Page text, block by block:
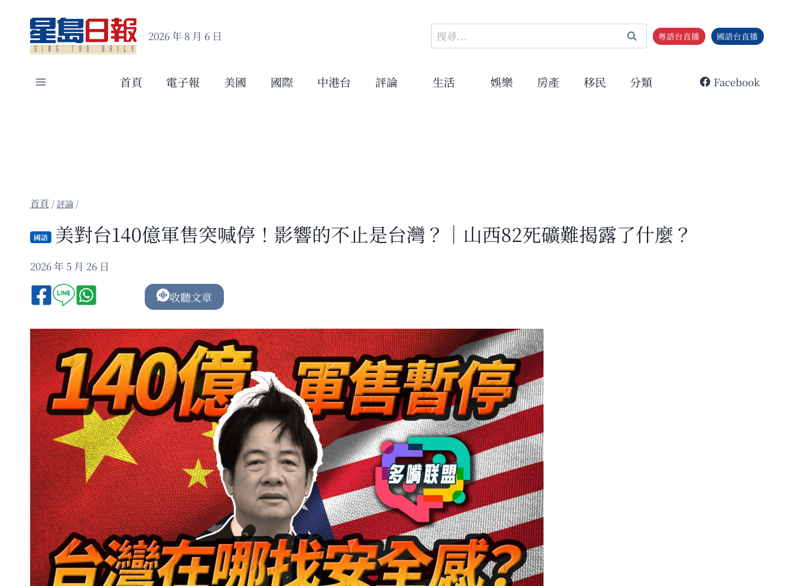
content
2026 年 8 月 6 日
搜
尋
鍵
粵語台直播 國語台直播
首頁 電子報 美國 國際 中港台 評論 生活 娛樂 房產 移民 分類 Facebook
/ 評論 /
國語 美對台140億軍售突喊停！影響的不止是台灣？｜山西82死礦難揭露了什麼？
2026 年 5 月 26 日
收聽文章